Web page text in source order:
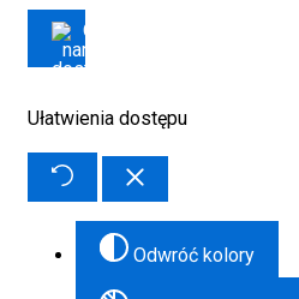
Ułatwienia dostępu
Odwróć kolory